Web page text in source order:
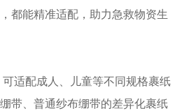
都能精准适配，助力急救物资生
适配成人、儿童等不同规格裹纸
带、普通纱布绷带的差异化裹纸